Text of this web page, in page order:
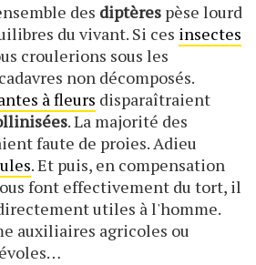
des diptères pèse lourd
du vivant. Si ces insectes
croulerions sous les
non décomposés.
à fleurs disparaîtraient
. La majorité des
faute de proies. Adieu
. Et puis, en compensation
font effectivement du tort, il
utiles à l'homme.
auxiliaires agricoles ou